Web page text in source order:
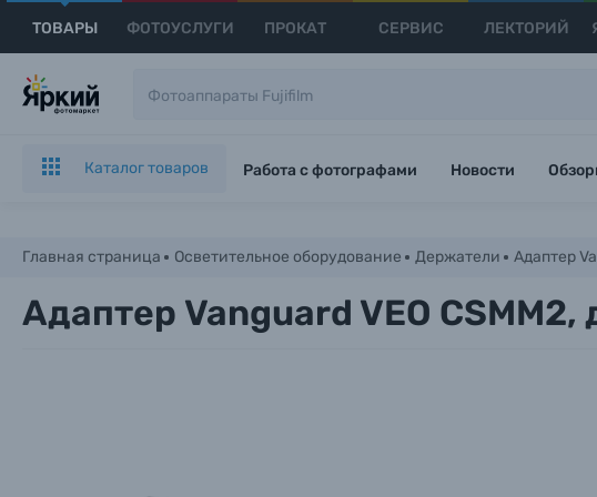
ТОВАРЫ ФОТОУСЛУГИ ПРОКАТ СЕРВИС ЛЕКТОРИЙ
Каталог товаров Работа с фотографами Новости
Главная страница Осветительное оборудование Держатели Адаптер
Адаптер Vanguard VEO